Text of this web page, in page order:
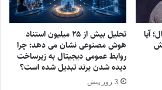
آیا
تحلیل بیش از ۲۵ میلیون استناد
هوش مصنوعی نشان می ‌دهد: چرا
روابط عمومی دیجیتال به زیرساخت
دیده‌ شدن برند تبدیل شده است؟
3 روز پیش